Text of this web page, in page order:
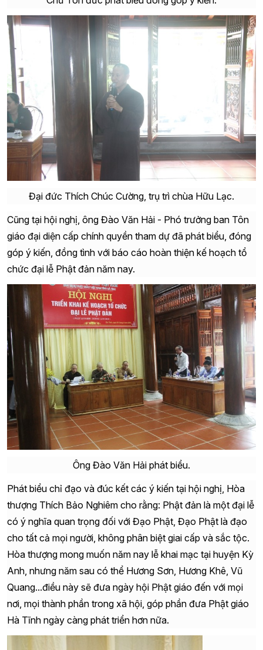
Đại đức Thích Chúc Cường, trụ trì chùa Hữu Lạc.
Cũng tại hội nghị, ông Đào Văn Hải - Phó trưởng ban Tôn
giáo đại diện cấp chính quyền tham dự đã phát biểu, đóng
góp ý kiến, đồng tình với báo cáo hoàn thiện kế hoạch tổ
chức đại lễ Phật đản năm nay.
Ông Đào Văn Hải phát biểu.
Phát biểu chỉ đạo và đúc kết các ý kiến tại hội nghị, Hòa
thượng Thích Bảo Nghiêm cho rằng: Phật đản là một đại lễ
có ý nghĩa quan trọng đối với Đạo Phật, Đạo Phật là đạo
cho tất cả mọi người, không phân biệt giai cấp và sắc tộc.
Hòa thượng mong muốn năm nay lễ khai mạc tại huyện Kỳ
Anh, nhưng năm sau có thể Hương Sơn, Hương Khê, Vũ
Quang...điều này sẽ đưa ngày hội Phật giáo đến với mọi
nơi, mọi thành phần trong xã hội, góp phần đưa Phật giáo
Hà Tĩnh ngày càng phát triển hơn nữa.